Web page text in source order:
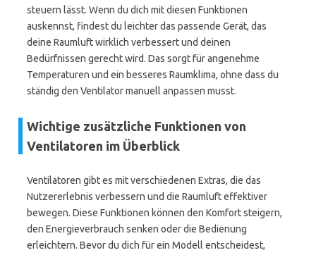
steuern lässt. Wenn du dich mit diesen Funktionen
auskennst, findest du leichter das passende Gerät, das
deine Raumluft wirklich verbessert und deinen
Bedürfnissen gerecht wird. Das sorgt für angenehme
Temperaturen und ein besseres Raumklima, ohne dass du
ständig den Ventilator manuell anpassen musst.
Wichtige zusätzliche Funktionen von
Ventilatoren im Überblick
Ventilatoren gibt es mit verschiedenen Extras, die das
Nutzererlebnis verbessern und die Raumluft effektiver
bewegen. Diese Funktionen können den Komfort steigern,
den Energieverbrauch senken oder die Bedienung
erleichtern. Bevor du dich für ein Modell entscheidest,